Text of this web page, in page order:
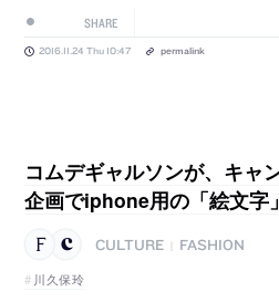
SHARE
2016.11.24 Thu 10:47 permalink
コムデギャルソンが、キャ
企画でiphone用の「絵文字
CULTURE
FASHION
川久保玲